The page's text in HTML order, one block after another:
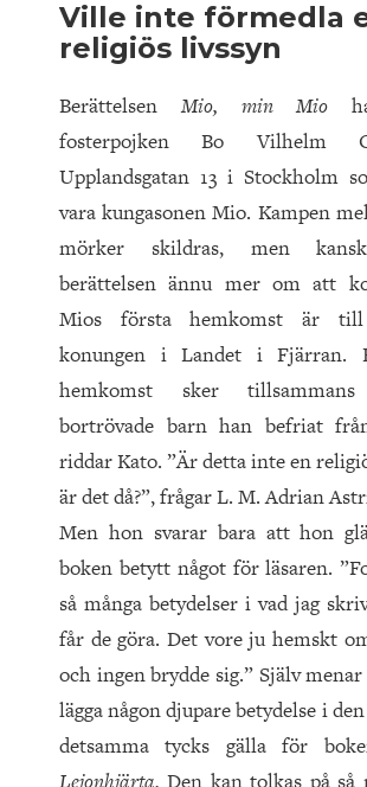
Ville inte förmedla
religiös livssyn
BerättelsenMio, min Mio
fosterpojken Bo Vilhelm
Upplandsgatan 13 i Stockholm
vara kungasonen Mio. Kampen
mörker skildras, men
berättelsen ännu mer om att
Mios första hemkomst är
konungen i Landet i Fjärran.
hemkomst sker
bortrövade barn han befriat
riddar Kato. ”Är detta inte en
är det då?”, frågar L. M. Adrian
Men hon svarar bara att hon
boken betytt något för läsaren.
så många betydelser i vad jag
får de göra. Det vore ju hemskt
och ingen brydde sig.” Själv
lägga någon djupare betydelse i
detsamma tycks gälla för